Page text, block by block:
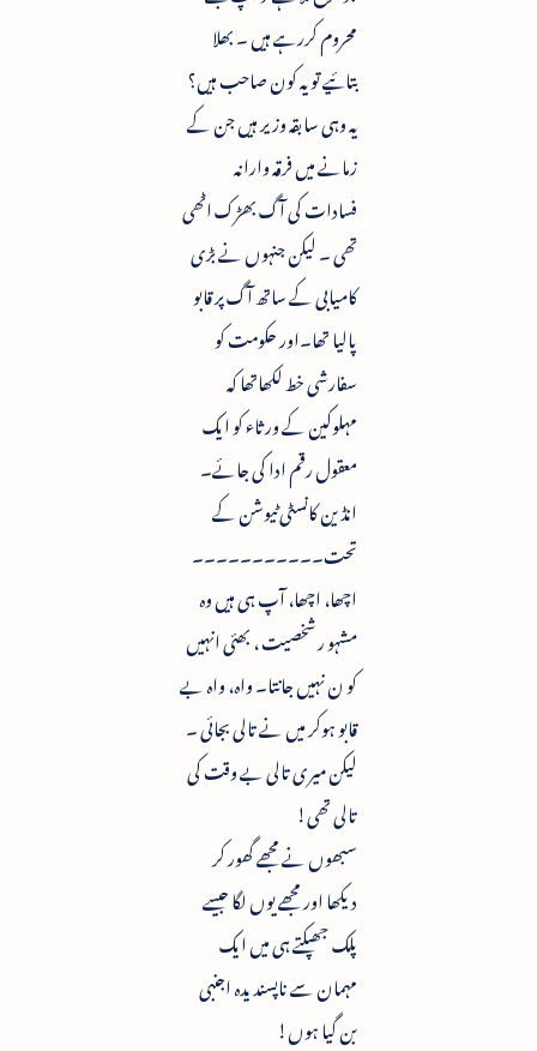
محروم کررہے ہیں ۔ بھلا
بتائیے تو یہ کون صاحب ہیں؟
یہ وہی سابقہ وزیر ہیں جن کے
زمانے میں فرقہ وارانہ
فسادات کی آگ بھڑک اٹھی
تھی ۔ لیکن جنہوں نے بڑی
کامیابی کے ساتھ آگ پر قابو
پالیا تھا۔اور حکومت کو
سفارشی خط لکھاتھا کہ
مہلوکین کے ورثاء کو ایک
معقول رقم ادا کی جائے۔
انڈین کانسٹی ٹیوشن کے
تحت۔۔۔۔۔۔۔۔۔۔۔
اچھا، اچھا، آپ ہی ہیں وہ
مشہو ر شخصیت ، بھئی انہیں
کو ن نہیں جانتا۔ واہ، واہ بے
قابو ہوکر میں نے تالی بجائی ۔
لیکن میری تالی بے وقت کی
تالی تھی!
سبھوں نے مجھے گھور کر
دیکھا اور مجھے یوں لگا جیسے
پلک جھپکتے ہی میں ایک
مہمان سے ناپسندیدہ اجنبی
بن گیا ہوں!